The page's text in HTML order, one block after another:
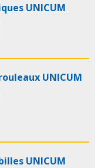
UNICUM
UNICUM
UNICUM